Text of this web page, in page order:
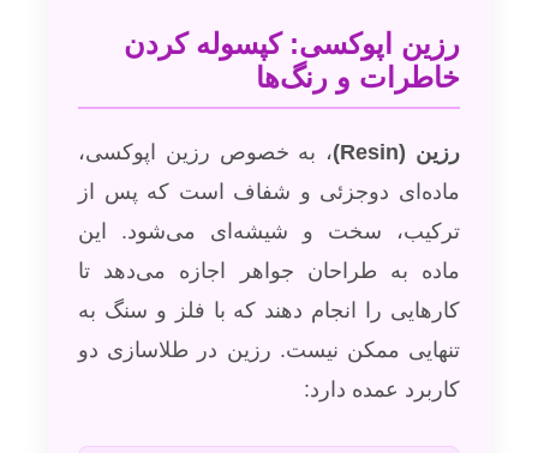
رزین اپوکسی: کپسوله کردن
خاطرات و رنگ‌ها
رزین (Resin)
، به خصوص رزین اپوکسی،
ماده‌ای دوجزئی و شفاف است که پس از
ترکیب، سخت و شیشه‌ای می‌شود. این
ماده به طراحان جواهر اجازه می‌دهد تا
کارهایی را انجام دهند که با فلز و سنگ به
تنهایی ممکن نیست. رزین در طلاسازی دو
کاربرد عمده دارد: